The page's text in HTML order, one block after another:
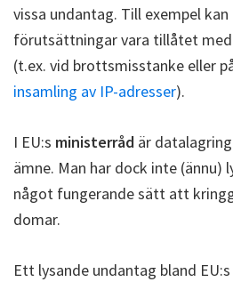
vissa undantag. Till exempel
förutsättningar vara tillåtet
(t.ex. vid brottsmisstanke eller
insamling av IP-adresser).
I EU:s ministerråd är
ämne. Man har dock inte
något fungerande sätt att
domar.
Ett lysande undantag bland